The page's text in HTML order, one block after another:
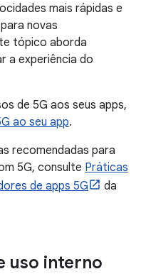
mais rápidas e
novas
tópico aborda
a experiência do
de 5G aos seus apps,
ao seu app.
recomendadas para
5G, consulte Práticas
de apps 5G
da
uso interno